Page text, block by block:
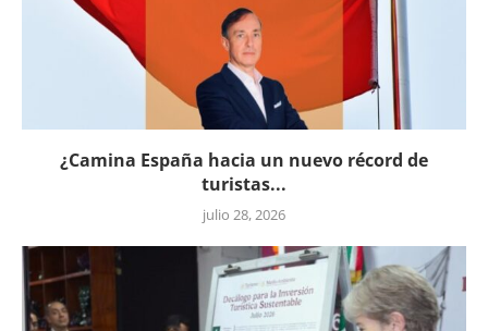
¿Camina España hacia un nuevo récord de
turistas...
julio 28, 2026